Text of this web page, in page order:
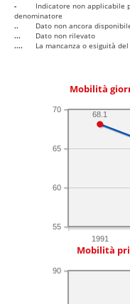
-
Indicatore non applicabile
denominatore
..
Dato non ancora
...
Dato non rilevato
....
La mancanza o esiguità
Mobilità
1991
55
60
65
70
68.1
Mobilità
90